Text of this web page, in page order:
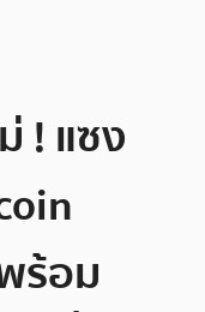
! แซง
ร้อม